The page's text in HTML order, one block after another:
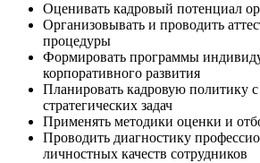
Оценивать кадровый потенциал
Организовывать и проводить
процедуры
Формировать программы
корпоративного развития
Планировать кадровую политику
стратегических задач
Применять методики оценки и
Проводить диагностику
личностных качеств сотрудников